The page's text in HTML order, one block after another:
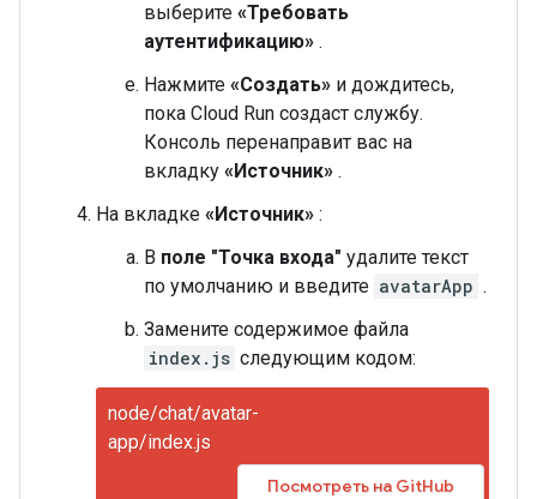
выберите «Требовать
аутентификацию» .
Нажмите «Создать» и дождитесь,
пока Cloud Run создаст службу.
Консоль перенаправит вас на
вкладку «Источник» .
На вкладке «Источник» :
В поле "Точка входа" удалите текст
по умолчанию и введите avatarApp .
Замените содержимое файла
index.js следующим кодом:
node/chat/avatar-
app/index.js
Посмотреть на GitHub